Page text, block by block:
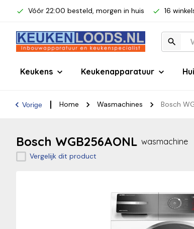
Vóór 22:00 besteld, morgen in huis 16
Keukens Keukenapparatuur
Vorige Home Wasmachines Bosch
Bosch WGB256AONL wasmachine
Vergelijk dit product